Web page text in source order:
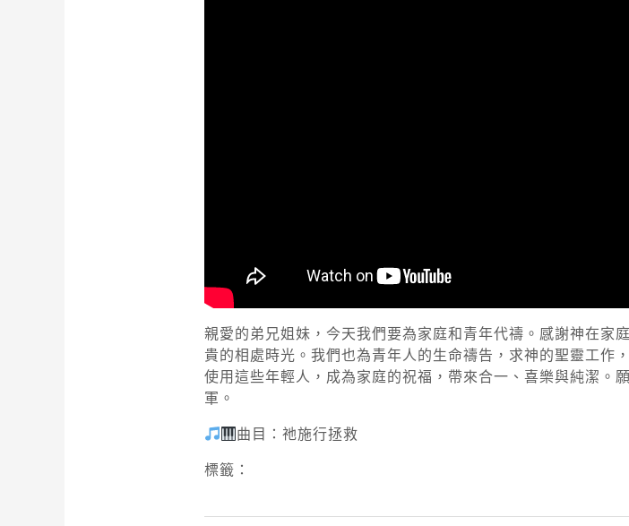
親愛的弟兄姐妹，今天我們要為家庭和青年代禱。感謝神在家
貴的相處時光。我們也為青年人的生命禱告，求神的聖靈工作
使用這些年輕人，成為家庭的祝福，帶來合一、喜樂與純潔。
軍。
曲目：祂施行拯救
標籤：